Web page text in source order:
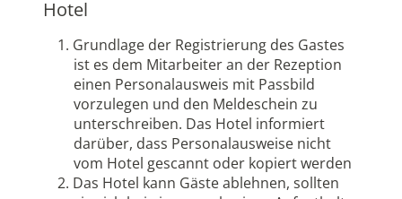
Hotel
Grundlage der Registrierung des Gastes
ist es dem Mitarbeiter an der Rezeption
einen Personalausweis mit Passbild
vorzulegen und den Meldeschein zu
unterschreiben. Das Hotel informiert
darüber, dass Personalausweise nicht
vom Hotel gescannt oder kopiert werden
Das Hotel kann Gäste ablehnen, sollten